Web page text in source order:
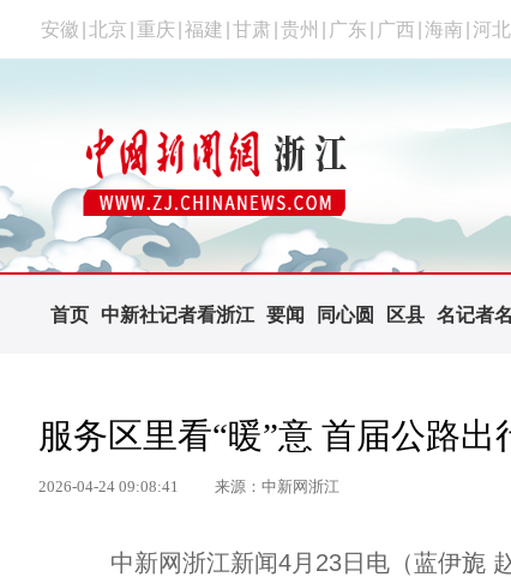
安徽 北京 重庆 福建 甘肃 贵州 广东 广西 海南 河北
首页 中新社记者看浙江 要闻 同心圆 区县 名记者
服务区里看“暖”意 首届公路
2026-04-24 09:08:41 来源：中新网浙江
中新网浙江新闻4月23日电（蓝伊旎